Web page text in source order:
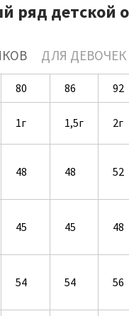
ряд детской
ДЛЯ ДЕВОЧЕК
80 86 92
1г 1,5г 2г
48 48 52
45 45 48
54 54 56